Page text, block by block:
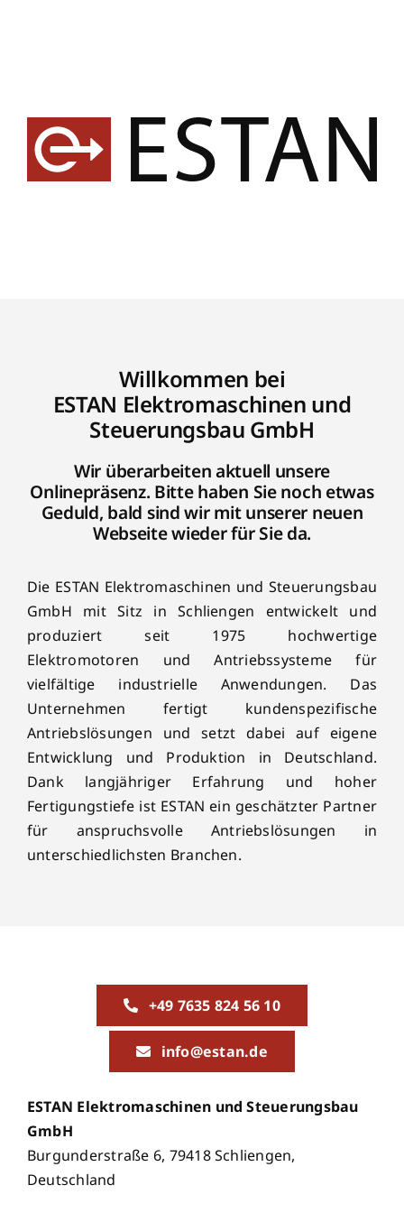
Willkommen bei
ESTAN Elektromaschinen und
Steuerungsbau GmbH
Wir überarbeiten aktuell unsere
Onlinepräsenz. Bitte haben Sie noch etwas
Geduld, bald sind wir mit unserer neuen
Webseite wieder für Sie da.
Die ESTAN Elektromaschinen und Steuerungsbau
GmbH mit Sitz in Schliengen entwickelt und
produziert seit 1975 hochwertige
Elektromotoren und Antriebssysteme für
vielfältige industrielle Anwendungen. Das
Unternehmen fertigt kundenspezifische
Antriebslösungen und setzt dabei auf eigene
Entwicklung und Produktion in Deutschland.
Dank langjähriger Erfahrung und hoher
Fertigungstiefe ist ESTAN ein geschätzter Partner
für anspruchsvolle Antriebslösungen in
unterschiedlichsten Branchen.
+49 7635 824 56 10
info@estan.de
ESTAN Elektromaschinen und Steuerungsbau
GmbH
Burgunderstraße 6, 79418 Schliengen,
Deutschland